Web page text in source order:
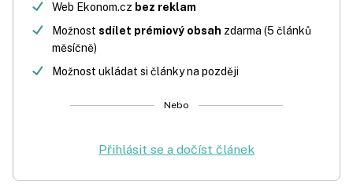
Web Ekonom.cz bez reklam
Možnost sdílet prémiový obsah zdarma (5 článků
měsíčně)
Možnost ukládat si články na později
Nebo
Přihlásit se a dočíst článek